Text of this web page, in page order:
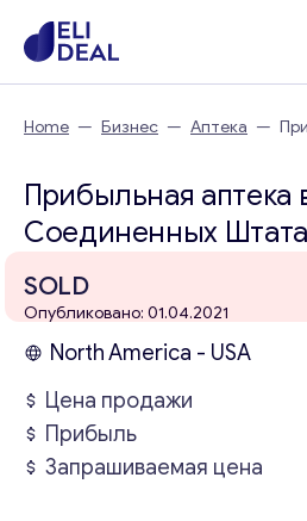
Home — Бизнес — Аптека —
Прибыльная аптека
Соединенных
SOLD
Опубликовано: 01.04.2021
North America - USA
Цена продажи
Прибыль
Запрашиваемая цена